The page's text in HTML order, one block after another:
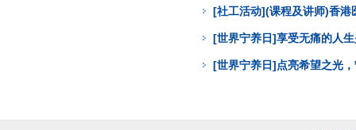
[社工活动](课程及讲师)香
[世界宁养日]享受无痛的人
[世界宁养日]点亮希望之光